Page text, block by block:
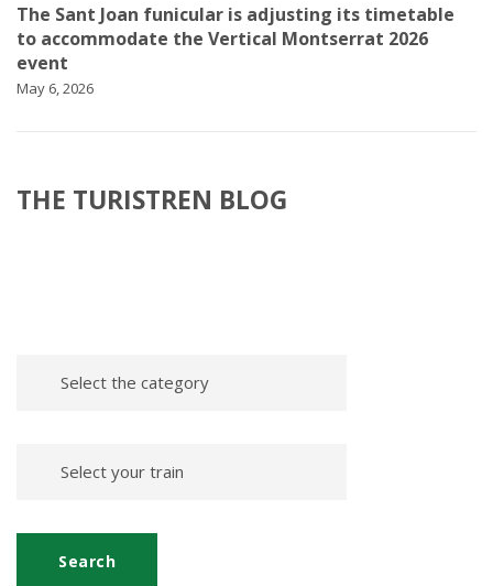
The Sant Joan funicular is adjusting its timetable
to accommodate the Vertical Montserrat 2026
event
May 6, 2026
THE TURISTREN BLOG